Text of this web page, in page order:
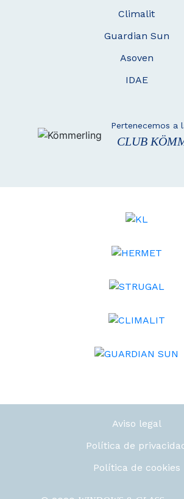
Climalit
Guardian Sun
Asoven
IDAE
Pertenecemos a
CLUB
Aviso legal
Política de
Política de cookies